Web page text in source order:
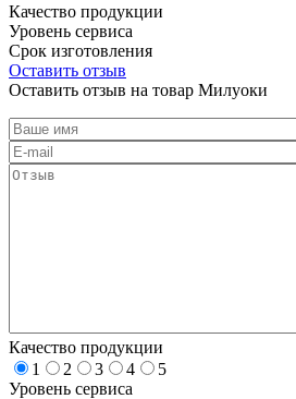
Качество продукции
Уровень сервиса
Срок изготовления
Оставить отзыв
Оставить отзыв на товар Милуоки
Качество продукции
1
2 3 4
5
Уровень сервиса